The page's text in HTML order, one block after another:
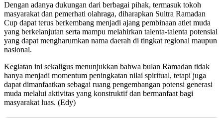
Dengan adanya dukungan dari berbagai pihak, termasuk tokoh
masyarakat dan pemerhati olahraga, diharapkan Sultra Ramadan
Cup dapat terus berkembang menjadi ajang pembinaan atlet muda
yang berkelanjutan serta mampu melahirkan talenta-talenta potensial
yang dapat mengharumkan nama daerah di tingkat regional maupun
nasional.
Kegiatan ini sekaligus menunjukkan bahwa bulan Ramadan tidak
hanya menjadi momentum peningkatan nilai spiritual, tetapi juga
dapat dimanfaatkan sebagai ruang pengembangan potensi generasi
muda melalui aktivitas yang konstruktif dan bermanfaat bagi
masyarakat luas. (Edy)